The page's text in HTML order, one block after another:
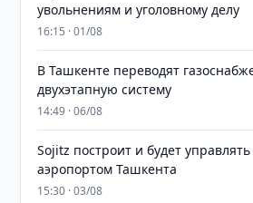
увольнениям и уголовному делу
16:15 · 01/08
В Ташкенте переводят
двухэтапную систему
14:49 · 06/08
Sojitz построит и будет
аэропортом Ташкента
15:30 · 03/08